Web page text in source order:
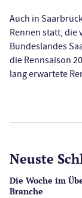
Auch in
Rennen statt, die
Bundeslandes
die Rennsaison
lang erwartete
Neuste
Die Woche im
Branche